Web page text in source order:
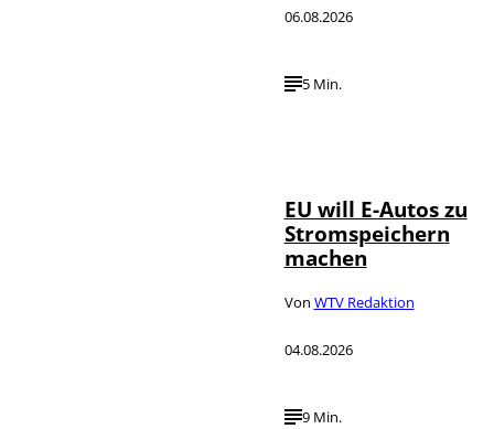
06.08.2026
5 Min.
EU will E-Autos zu
Stromspeichern
machen
Von WTV Redaktion
04.08.2026
9 Min.